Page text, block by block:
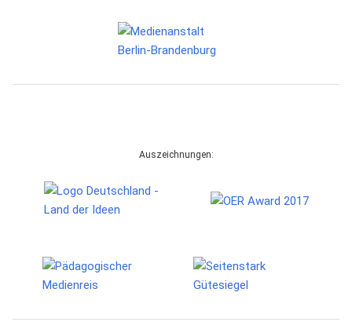
Auszeichnungen: